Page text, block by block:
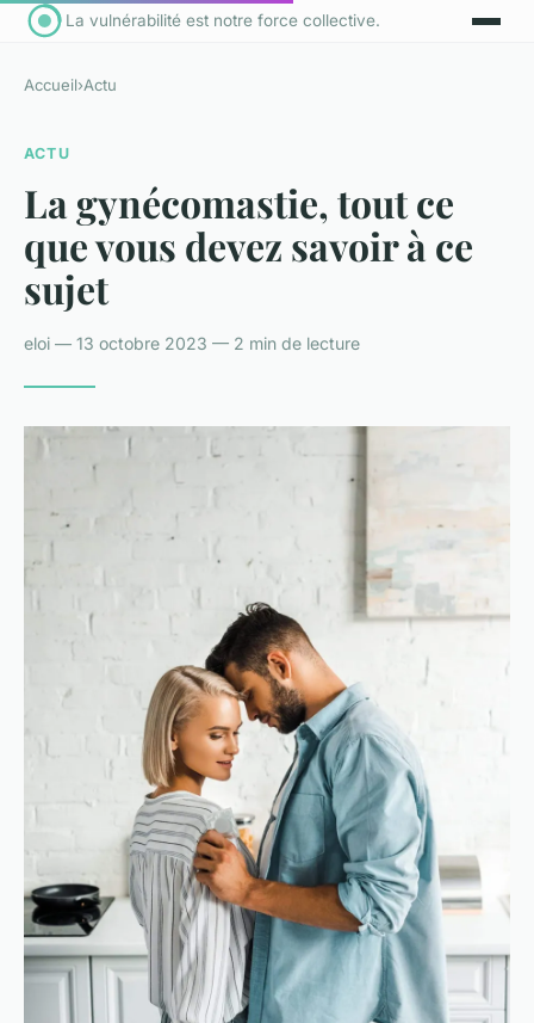
La vulnérabilité est notre force collective.
Accueil›Actu
ACTU
La gynécomastie, tout ce
que vous devez savoir à ce
sujet
eloi — 13 octobre 2023 — 2 min de lecture